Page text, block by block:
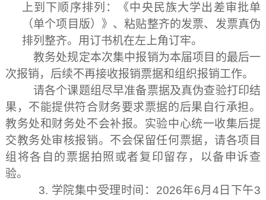
上到下顺序排列：《中央民族大学出差审批单
（单个项目版）》、粘贴整齐的发票、发票真伪
排列整齐。用订书机在左上角订牢。
教务处规定本次集中报销为本届项目的最后一
次报销，后续不再接收报销票据和组织报销工作。
请各个课题组尽早准备票据及真伪查验打印结
果，不能提供符合财务要求票据的后果自行承担。
教务处和财务处不会补报。实验中心统一收集后提
交教务处审核报销。不会保留任何票据，请各项目
组将各自的票据拍照或者复印留存，以备申诉查
验。
3. 学院集中受理时间： 2026年6月 4 日下午3